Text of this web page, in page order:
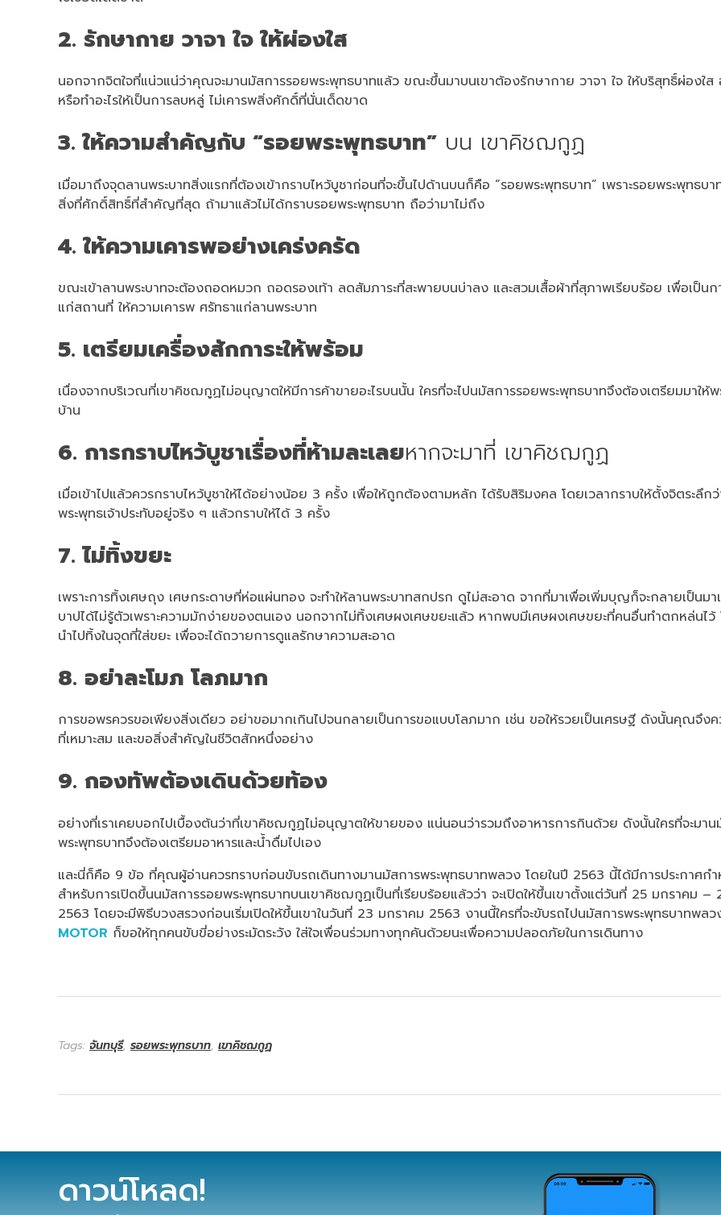
2. รักษากาย วาจา ใจ ให้ผ่องใส
นอกจากจิตใจที่แน่วแน่ว่าคุณจะมานมัสการรอยพระพุทธบาทแล้ว ขณะขึ้นมาบนเขาต้องรักษากาย วาจา ใจ ให้บริสุทธิ์ผ่องใ
หรือทำอะไรให้เป็นการลบหลู่ ไม่เคารพสิ่งศักดิ์ที่นั่นเด็ดขาด
3. ให้ความสำคัญกับ “รอยพระพุทธบาท” บน เขาคิชฌกูฏ
เมื่อมาถึงจุดลานพระบาทสิ่งแรกที่ต้องเข้ากราบไหว้บูชาก่อนที่จะขึ้นไปด้านบนก็คือ “รอยพระพุทธบาท” เพราะรอยพระพุทธบา
สิ่งที่ศักดิ์สิทธิ์ที่สำคัญที่สุด ถ้ามาแล้วไม่ได้กราบรอยพระพุทธบาท ถือว่ามาไม่ถึง
4. ให้ความเคารพอย่างเคร่งครัด
ขณะเข้าลานพระบาทจะต้องถอดหมวก ถอดรองเท้า ลดสัมภาระที่สะพายบนบ่าลง และสวมเสื้อผ้าที่สุภาพเรียบร้อย เพื่อเป็นก
แก่สถานที่ ให้ความเคารพ ศรัทธาแก่ลานพระบาท
5. เตรียมเครื่องสักการะให้พร้อม
เนื่องจากบริเวณที่เขาคิชฌกูฏไม่อนุญาตให้มีการค้าขายอะไรบนนั้น ใครที่จะไปนมัสการรอยพระพุทธบาทจึงต้องเตรียมมาให้
บ้าน
6. การกราบไหว้บูชาเรื่องที่ห้ามละเลยหากจะมาที่ เขาคิชฌกูฏ
เมื่อเข้าไปแล้วควรกราบไหว้บูชาให้ได้อย่างน้อย 3 ครั้ง เพื่อให้ถูกต้องตามหลัก ได้รับสิริมงคล โดยเวลากราบให้ตั้งจิตระลึกว่
พระพุทธเจ้าประทับอยู่จริง ๆ แล้วกราบให้ได้ 3 ครั้ง
7. ไม่ทิ้งขยะ
เพราะการทิ้งเศษถุง เศษกระดาษที่ห่อแผ่นทอง จะทำให้ลานพระบาทสกปรก ดูไม่สะอาด จากที่มาเพื่อเพิ่มบุญก็จะกลายเป็นมา
บาปได้ไม่รู้ตัวเพราะความมักง่ายของตนเอง นอกจากไม่ทิ้งเศษผงเศษขยะแล้ว หากพบมีเศษผงเศษขยะที่คนอื่นทำตกหล่นไว้
นำไปทิ้งในจุดที่ใส่ขยะ เพื่อจะได้ถวายการดูแลรักษาความสะอาด
8. อย่าละโมภ โลภมาก
การขอพรควรขอเพียงสิ่งเดียว อย่าขอมากเกินไปจนกลายเป็นการขอแบบโลภมาก เช่น ขอให้รวยเป็นเศรษฐี ดังนั้นคุณจึงค
ที่เหมาะสม และขอสิ่งสำคัญในชีวิตสักหนึ่งอย่าง
9. กองทัพต้องเดินด้วยท้อง
อย่างที่เราเคยบอกไปเบื้องต้นว่าที่เขาคิชฌกูฏไม่อนุญาตให้ขายของ แน่นอนว่ารวมถึงอาหารการกินด้วย ดังนั้นใครที่จะมาน
พระพุทธบาทจึงต้องเตรียมอาหารและน้ำดื่มไปเอง
และนี่ก็คือ 9 ข้อ ที่คุณผู้อ่านควรทราบก่อนขับรถเดินทางมานมัสการพระพุทธบาทพลวง โดยในปี 2563 นี้ได้มีการประกาศก
สำหรับการเปิดขึ้นนมัสการรอยพระพุทธบาทบนเขาคิชฌกูฏเป็นที่เรียบร้อยแล้วว่า จะเปิดให้ขึ้นเขาตั้งแต่วันที่ 25 มกราคม –
2563 โดยจะมีพิธีบวงสรวงก่อนเริ่มเปิดให้ขึ้นเขาในวันที่ 23 มกราคม 2563 งานนี้ใครที่จะขับรถไปนมัสการพระพุทธบาทพลว
MOTOR ก็ขอให้ทุกคนขับขี่อย่างระมัดระวัง ใส่ใจเพื่อนร่วมทางทุกคันด้วยนะเพื่อความปลอดภัยในการเดินทาง
Tags: จันทบุรี, รอยพระพุทธบาท, เขาคิชฌกูฏ
ดาวน์โหลด!